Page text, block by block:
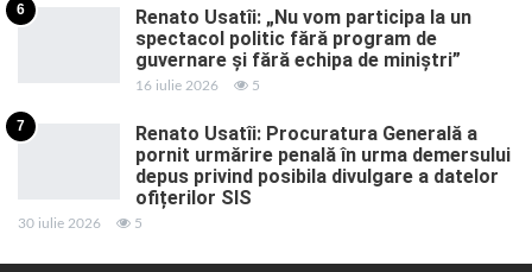
6
Renato Usatîi: „Nu vom participa la un
spectacol politic fără program de
guvernare și fără echipa de miniștri”
16 iulie 2026 5
7
Renato Usatîi: Procuratura Generală a
pornit urmărire penală în urma demersului
depus privind posibila divulgare a datelor
ofițerilor SIS
30 iulie 2026 5